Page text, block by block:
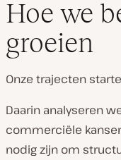
Hoe we
groeien
Onze trajecten
Daarin analyseren
commerciële
nodig zijn om